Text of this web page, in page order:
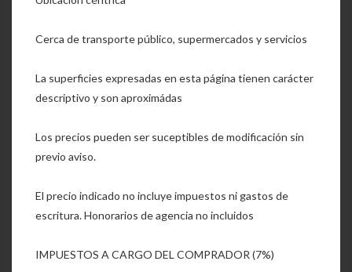
Cerca de transporte público, supermercados y servicios
La superficies expresadas en esta página tienen carácter
descriptivo y son aproximádas
Los precios pueden ser suceptibles de modificación sin
previo aviso.
El precio indicado no incluye impuestos ni gastos de
escritura. Honorarios de agencia no incluidos
IMPUESTOS A CARGO DEL COMPRADOR (7%)